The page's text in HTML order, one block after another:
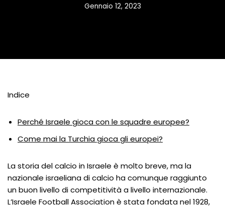
Gennaio 12, 2023
Indice
Perché Israele gioca con le squadre europee?
Come mai la Turchia gioca gli europei?
La storia del calcio in Israele è molto breve, ma la
nazionale israeliana di calcio ha comunque raggiunto
un buon livello di competitività a livello internazionale.
L’Israele Football Association è stata fondata nel 1928,